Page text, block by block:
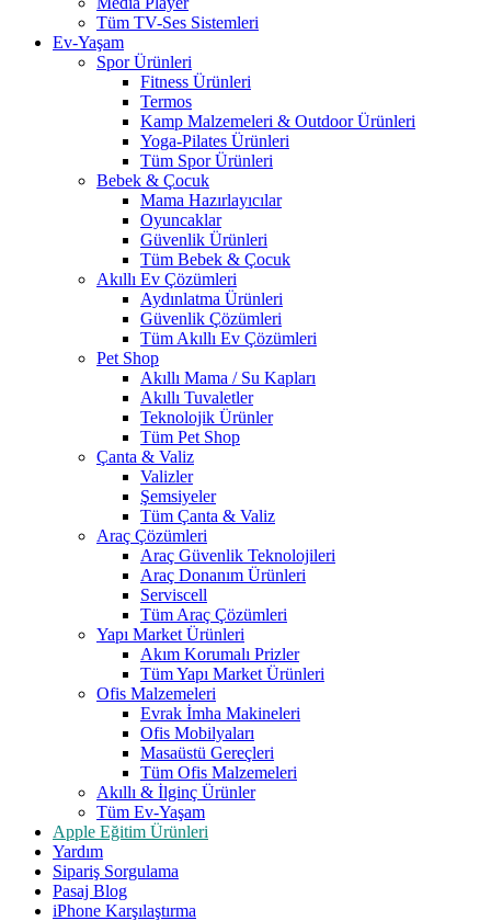
Tüm TV-Ses Sistemleri
Ev-Yaşam
Spor Ürünleri
Fitness Ürünleri
Termos
Kamp Malzemeleri & Outdoor Ürünleri
Yoga-Pilates Ürünleri
Tüm Spor Ürünleri
Bebek & Çocuk
Mama Hazırlayıcılar
Oyuncaklar
Güvenlik Ürünleri
Tüm Bebek & Çocuk
Akıllı Ev Çözümleri
Aydınlatma Ürünleri
Güvenlik Çözümleri
Tüm Akıllı Ev Çözümleri
Pet Shop
Akıllı Mama / Su Kapları
Akıllı Tuvaletler
Teknolojik Ürünler
Tüm Pet Shop
Çanta & Valiz
Valizler
Şemsiyeler
Tüm Çanta & Valiz
Araç Çözümleri
Araç Güvenlik Teknolojileri
Araç Donanım Ürünleri
Serviscell
Tüm Araç Çözümleri
Yapı Market Ürünleri
Akım Korumalı Prizler
Tüm Yapı Market Ürünleri
Ofis Malzemeleri
Evrak İmha Makineleri
Ofis Mobilyaları
Masaüstü Gereçleri
Tüm Ofis Malzemeleri
Akıllı & İlginç Ürünler
Tüm Ev-Yaşam
Apple Eğitim Ürünleri
Yardım
Sipariş Sorgulama
Pasaj Blog
iPhone Karşılaştırma